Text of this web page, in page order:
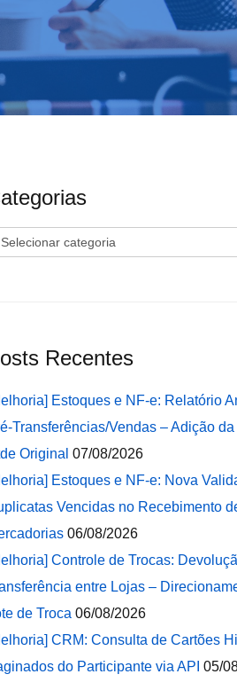
Recentes
Estoques e NF-e: Relatório
Transferências/Vendas – Adição
Original 07/08/2026
Estoques e NF-e: Nova
Vencidas no Recebimento
06/08/2026
Controle de Trocas:
entre Lojas –
de Troca 06/08/2026
CRM: Consulta de Cartões
do Participante via API 05/